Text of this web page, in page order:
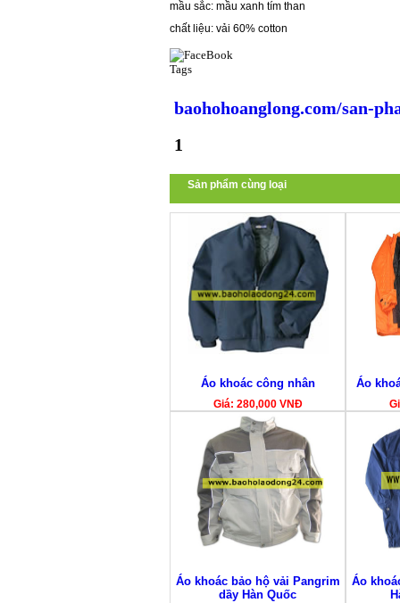
mầu sắc: mầu xanh tím than
chất liệu: vải 60% cotton
Tags
baohohoanglong.com/san-
1
Sản phẩm cùng loại
Áo khoác công nhân
Giá: 280,000 VNĐ
Áo
Áo khoác bảo hộ vải Pangrim
dầy Hàn Quốc
Áo